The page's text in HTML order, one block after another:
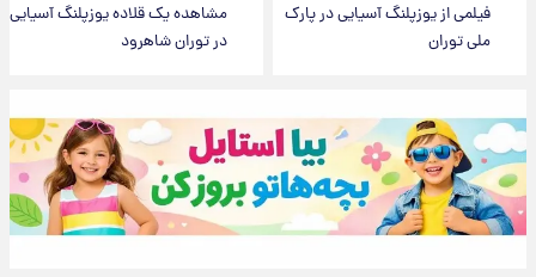
فیلمی از یوزپلنگ آسیایی در پارک
ملی توران
مشاهده یک قلاده یوزپلنگ آسیایی
در توران شاهرود